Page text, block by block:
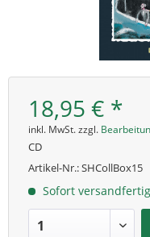
18,95 € *
inkl. MwSt. zzgl.
CD
Artikel-Nr.:SHCollBox15
Sofort